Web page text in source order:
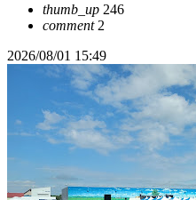
thumb_up 246
comment2
2026/08/01 15:49